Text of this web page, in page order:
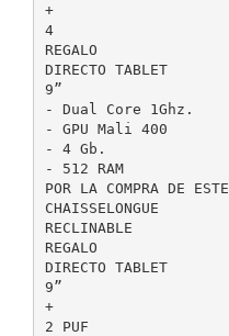
+
4
REGALO
DIRECTO TABLET
9”
- Dual Core 1Ghz.
- GPU Mali 400
- 4 Gb.
- 512 RAM
POR LA COMPRA DE ESTE
CHAISSELONGUE
RECLINABLE
REGALO
DIRECTO TABLET
9”
+
2 PUF